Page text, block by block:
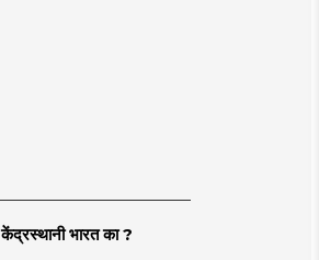
केंद्रस्थानी भारत का ?